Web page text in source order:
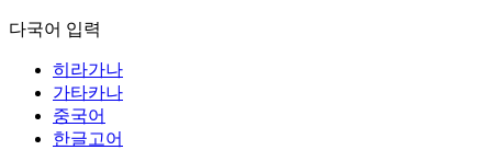
다국어 입력
히라가나
가타카나
중국어
한글고어